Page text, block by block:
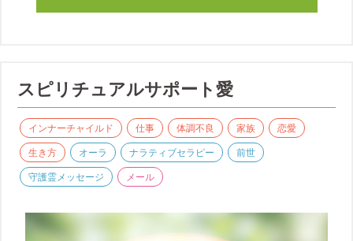
スピリチュアルサポート愛
インナーチャイルド 仕事 体調不良 家族 恋愛
生き方 オーラ ナラティブセラピー 前世
守護霊メッセージ メール